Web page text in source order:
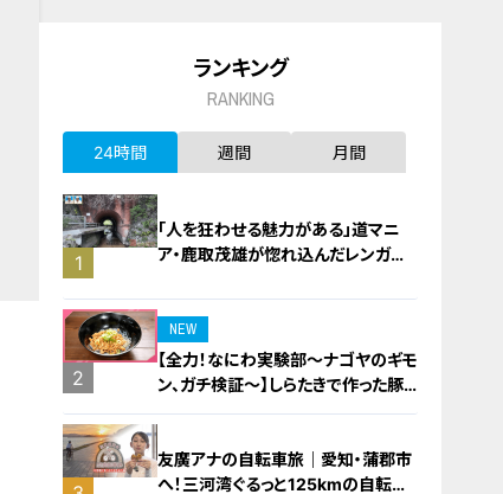
ランキング
RANKING
24時間 週間 月間
1
「人を狂わせる魅力がある」道マニ
ア・鹿取茂雄が惚れ込んだレンガの
2
NEW
【全力！なにわ実験部～ナゴヤのギモ
ン、ガチ検証～】しらたきで作った豚
バラミンチの油そば
友廣アナの自転車旅｜愛知・蒲郡市
へ！三河湾ぐるっと125kmの自転車